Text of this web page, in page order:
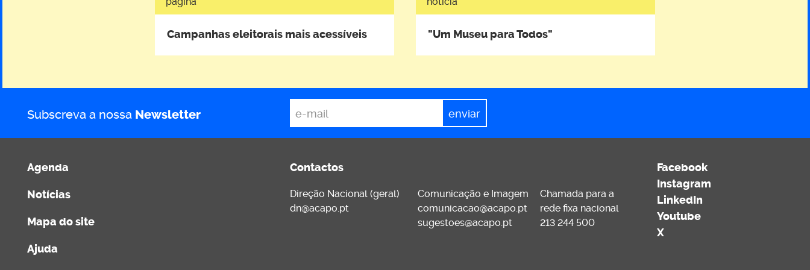
Campanhas eleitorais mais acessíveis "Um Museu para Todos"
Subscreva a nossa Newsletter *
Agenda
Notícias
Mapa do site
Ajuda
Contactos
Direção Nacional (geral)
dn@acapo.pt
Comunicação e Imagem
comunicacao@acapo.pt
sugestoes@acapo.pt
Chamada para a
rede fixa nacional
213 244 500
Facebook
Instagram
LinkedIn
Youtube
X